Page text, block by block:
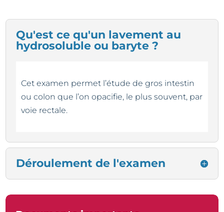
Qu'est ce qu'un lavement au
hydrosoluble ou baryte ?
Cet examen permet l’étude de gros intestin
ou colon que l’on opacifie, le plus souvent, par
voie rectale.
Déroulement de l'examen